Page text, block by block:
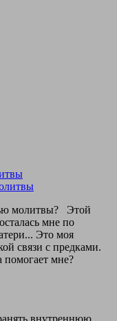
молитвы? Этой
мне по
Это моя
связи с предками.
помогает мне?
внутреннюю